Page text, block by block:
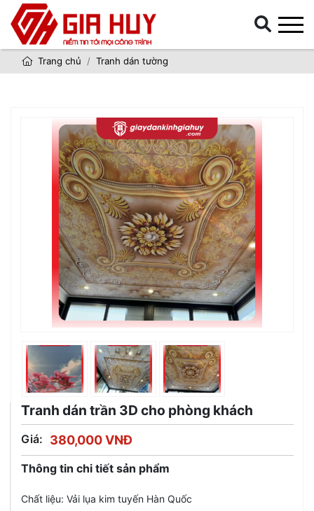
Trang chủ Tranh dán tường
Tranh dán trần 3D cho phòng khách
Giá: 380,000 VNĐ
Thông tin chi tiết sản phẩm
Chất liệu: Vải lụa kim tuyến Hàn Quốc